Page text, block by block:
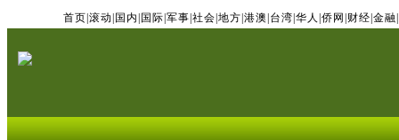
首页 滚动 国内 国际 军事 社会 地方 港澳 台湾 华人 侨网 财经 金融